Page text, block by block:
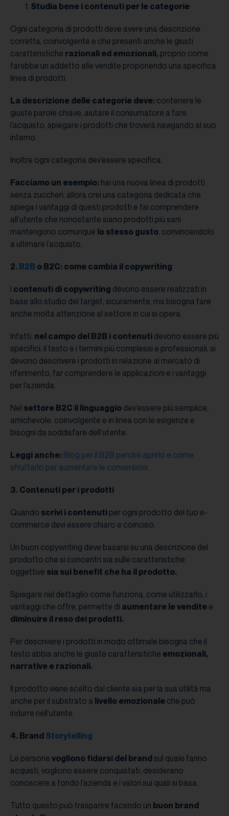
Studia bene i contenuti per le categorie
Ogni categoria di prodotti deve avere una descrizione
corretta, coinvolgente e che presenti anche le giusti
caratteristiche razionali ed emozionali, proprio come
farebbe un addetto alle vendite proponendo una specifica
linea di prodotti.
La descrizione delle categorie deve: contenere le
giuste parole chiave, aiutare il consumatore a fare
l’acquisto, spiegare i prodotti che troverà navigando al suo
interno.
Inoltre ogni categoria dev’essere specifica.
Facciamo un esempio: hai una nuova linea di prodotti
senza zuccheri, allora crei una categoria dedicata che
spiega i vantaggi di questi prodotti e fai comprendere
all’utente che nonostante siano prodotti più sani
mantengono comunque lo stesso gusto, convincendolo
a ultimare l’acquisto.
2. B2B o B2C: come cambia il copywriting
I contenuti di copywriting devono essere realizzati in
base allo studio del target, sicuramente, ma bisogna fare
anche molta attenzione al settore in cui si opera.
Infatti, nel campo del B2B i contenuti devono essere più
specifici, il testo e i termini più complessi e professionali, si
devono descrivere i prodotti in relazione al mercato di
riferimento, far comprendere le applicazioni e i vantaggi
per l’azienda.
Nel settore B2C il linguaggio dev’essere più semplice,
amichevole, coinvolgente e in linea con le esigenze e
bisogni da soddisfare dell’utente.
Leggi anche: Blog per il B2B perché aprirlo e come
sfruttarlo per aumentare le conversioni.
3. Contenuti per i prodotti
Quando scrivi i contenuti per ogni prodotto del tuo e-
commerce devi essere chiaro e coinciso.
Un buon copywriting deve basarsi su una descrizione del
prodotto che si concentri sia sulle caratteristiche
oggettive sia sui benefit che ha il prodotto.
Spiegare nel dettaglio come funziona, come utilizzarlo, i
vantaggi che offre, permette di aumentare le vendite e
diminuire il reso dei prodotti.
Per descrivere i prodotti in modo ottimale bisogna che il
testo abbia anche le giuste caratteristiche emozionali,
narrative e razionali.
Il prodotto viene scelto dal cliente sia per la sua utilità ma
anche per il substrato a livello emozionale che può
indurre nell’utente.
4. Brand Storytelling
Le persone vogliono fidarsi del brandsul quale fanno
acquisti, vogliono essere conquistati, desiderano
conoscere a fondo l’azienda e i valori sui quali si basa.
Tutto questo può trasparire facendo un buon brand